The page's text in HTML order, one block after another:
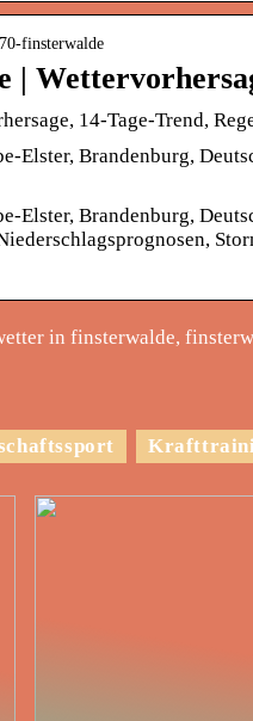
finsterwalde
|
14-Tage-Trend,
Elster, Brandenburg,
Elster, Brandenburg,
in finsterwalde,